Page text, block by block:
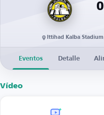
0
Ittihad Kalba Stadium
Eventos Detalle
Vídeo